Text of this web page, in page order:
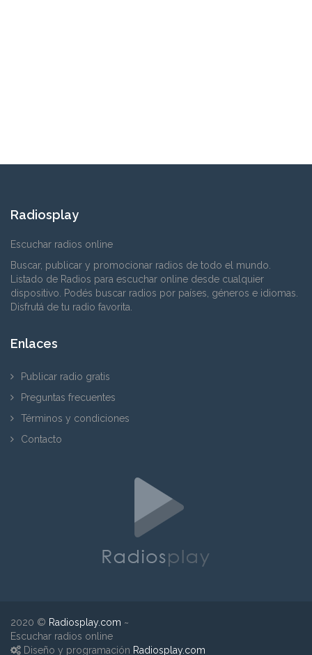
Radiosplay
Escuchar radios online
Buscar, publicar y promocionar radios de todo el mundo.
Listado de Radios para escuchar online desde cualquier
dispositivo. Podés buscar radios por países, géneros e idiomas.
Disfrutá de tu radio favorita.
Enlaces
Publicar radio gratis
Preguntas frecuentes
Términos y condiciones
Contacto
2020 © Radiosplay.com ~
Escuchar radios online
Diseño y programación Radiosplay.com